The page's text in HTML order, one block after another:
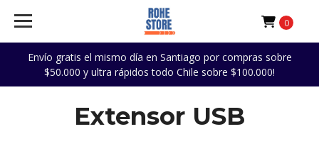
Envío gratis el mismo día en Santiago por compras sobre
$50.000 y ultra rápidos todo Chile sobre $100.000!
0
Extensor USB